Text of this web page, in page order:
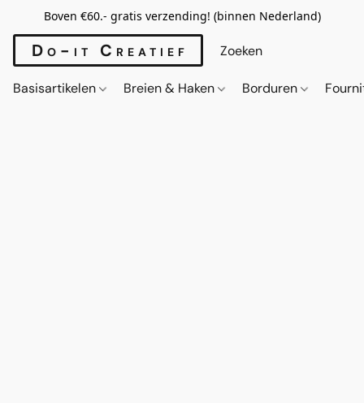
Boven €60.- gratis verzending! (binnen Nederland)
Do-it Creatief
Basisartikelen Breien & Haken Borduren